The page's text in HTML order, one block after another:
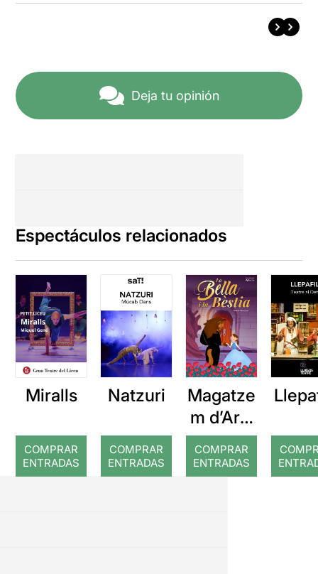
Deja tu opinión
Espectáculos relacionados
Miralls
COMPRAR
ENTRADAS
Natzuri
COMPRAR
ENTRADAS
Magatze
m d’Ars:
La Bella i
la Bèstia
COMPRAR
ENTRADAS